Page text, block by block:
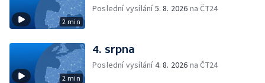
2 min
Poslední vysílání5. 8. 2026 na ČT24
2 min
4. srpna
Poslední vysílání4. 8. 2026 na ČT24